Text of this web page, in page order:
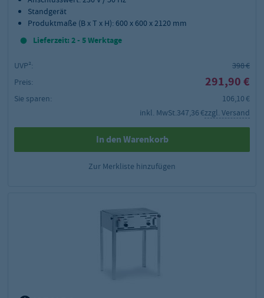
Standgerät
Produktmaße (B x T x H): 600 x 600 x 2120 mm
Lieferzeit: 2 - 5 Werktage
UVP²:
398 €
Preis:
291,90 €
Sie sparen:
106,10 €
inkl. MwSt.347,36 €zzgl. Versand
In den Warenkorb
Zur Merkliste hinzufügen